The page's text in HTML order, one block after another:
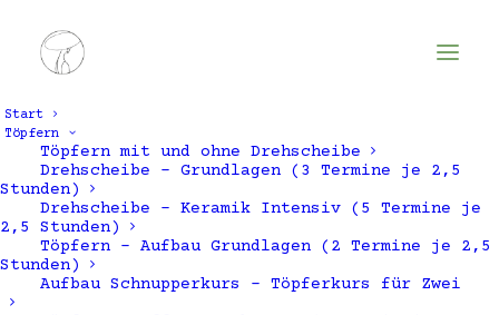
Start
Töpfern
Töpfern mit und ohne Drehscheibe
Drehscheibe – Grundlagen (3 Termine je 2,5
Stunden)
Drehscheibe – Keramik Intensiv (5 Termine je
2,5 Stunden)
Töpfern – Aufbau Grundlagen (2 Termine je 2,5
Stunden)
Aufbau Schnupperkurs – Töpferkurs für Zwei